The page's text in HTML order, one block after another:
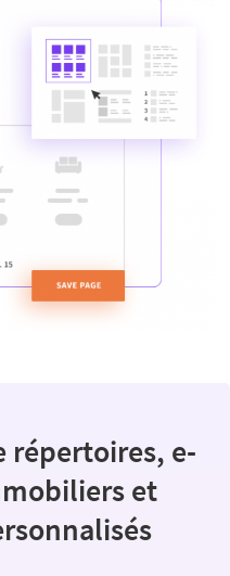
répertoires, e-
et